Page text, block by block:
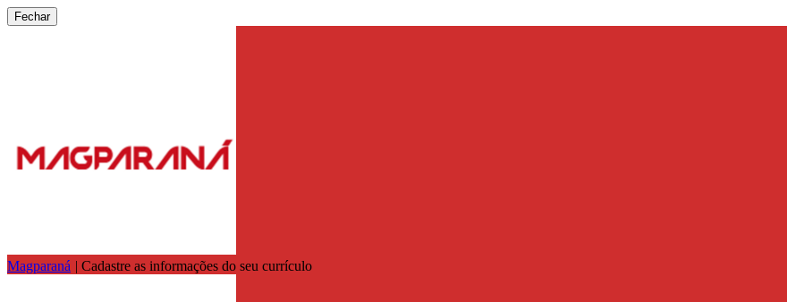
Fechar
Magparaná | Cadastre as informações do seu currículo